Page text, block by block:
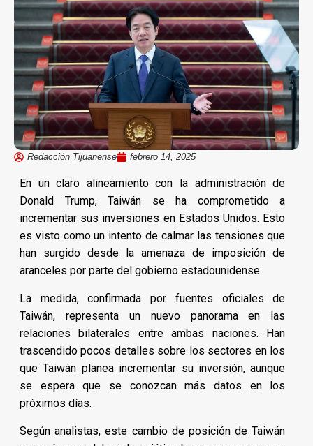
Redacción Tijuanense febrero 14, 2025
En un claro alineamiento con la administración de
Donald Trump, Taiwán se ha comprometido a
incrementar sus inversiones en Estados Unidos. Esto
es visto como un intento de calmar las tensiones que
han surgido desde la amenaza de imposición de
aranceles por parte del gobierno estadounidense.
La medida, confirmada por fuentes oficiales de
Taiwán, representa un nuevo panorama en las
relaciones bilaterales entre ambas naciones. Han
trascendido pocos detalles sobre los sectores en los
que Taiwán planea incrementar su inversión, aunque
se espera que se conozcan más datos en los
próximos días.
Según analistas, este cambio de posición de Taiwán